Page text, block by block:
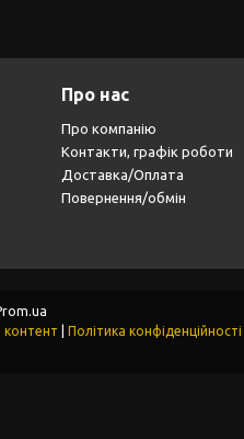
Про нас
Про компанію
Контакти, графік роботи
Доставка/Оплата
Повернення/обмін
контент
Політика конфіденційності